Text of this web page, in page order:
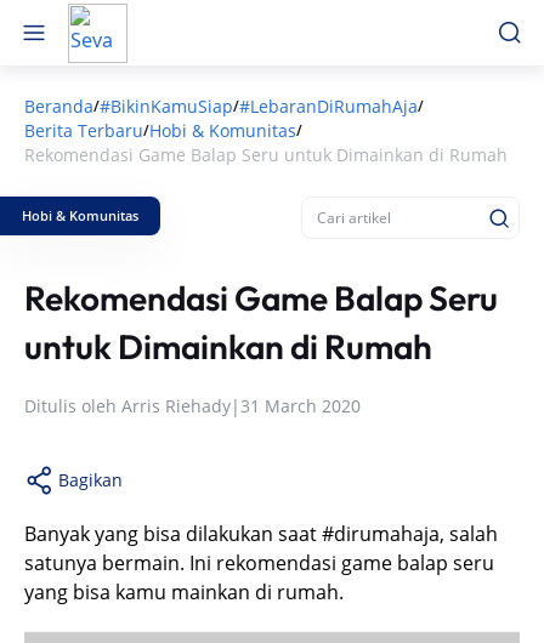
Beranda/#BikinKamuSiap/#LebaranDiRumahAja/
Berita Terbaru/Hobi & Komunitas/
Rekomendasi Game Balap Seru untuk Dimainkan di Rumah
Hobi & Komunitas
Rekomendasi Game Balap Seru
untuk Dimainkan di Rumah
Ditulis oleh Arris Riehady|31 March 2020
Bagikan
Banyak yang bisa dilakukan saat #dirumahaja, salah
satunya bermain. Ini rekomendasi game balap seru
yang bisa kamu mainkan di rumah.